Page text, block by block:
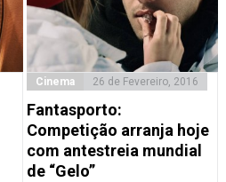
Cinema 26 de Fevereiro, 2016
Fantasporto:
Competição arranja hoje
com antestreia mundial
de “Gelo”